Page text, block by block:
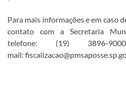
Para mais informações e em caso
contato com a Secretaria
telefone: (19) 3896-
mail: